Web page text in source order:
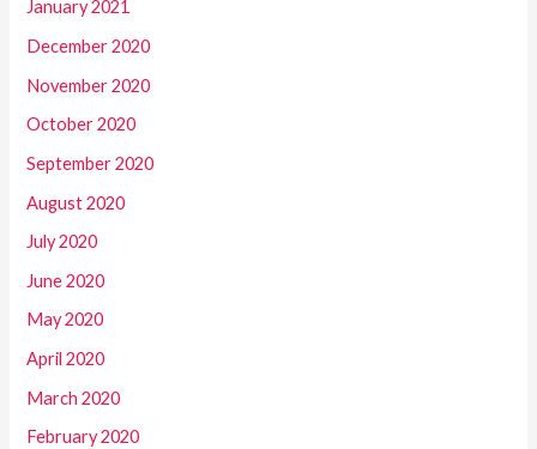
January 2021
December 2020
November 2020
October 2020
September 2020
August 2020
July 2020
June 2020
May 2020
April 2020
March 2020
February 2020